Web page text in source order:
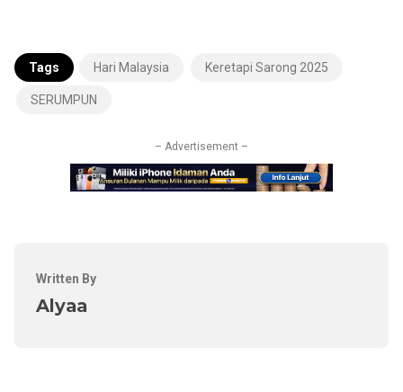
Tags Hari Malaysia Keretapi Sarong 2025
SERUMPUN
– Advertisement –
Written By
Alyaa